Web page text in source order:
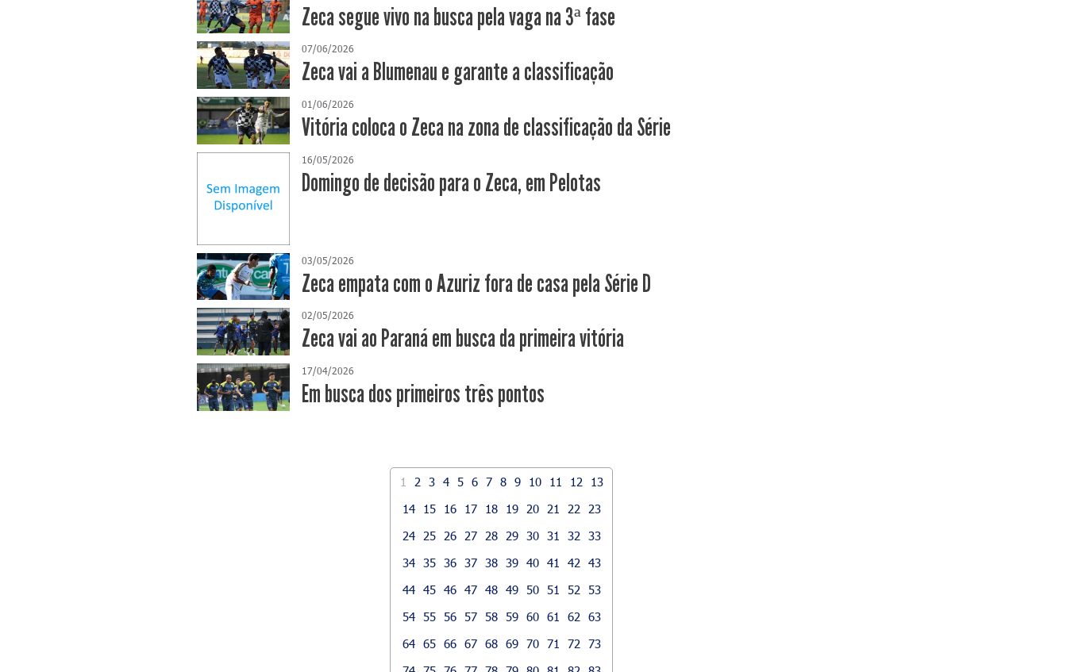
Zeca segue vivo na busca pela vaga na 3ª fase
07/06/2026
Zeca vai a Blumenau e garante a classificação
01/06/2026
Vitória coloca o Zeca na zona de classificação da Série
16/05/2026
Domingo de decisão para o Zeca, em Pelotas
03/05/2026
Zeca empata com o Azuriz fora de casa pela Série D
02/05/2026
Zeca vai ao Paraná em busca da primeira vitória
17/04/2026
​Em busca dos primeiros três pontos
1 2 3 4 5 6 7 8 9 10 11 12
13
14
15 16 17 18 19 20 21 22
23
24
25 26 27 28 29 30 31 32
33
34 35 36 37 38 39 40 41 42
43
44 45 46 47 48 49 50 51 52
53
54 55 56 57 58 59 60 61 62
63
64 65 66 67 68 69 70 71 72
73